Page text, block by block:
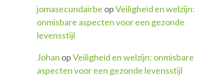
jomasecundairbe opVeiligheid en welzijn:
onmisbare aspecten voor een gezonde
levensstijl
Johan opVeiligheid en welzijn: onmisbare
aspecten voor een gezonde levensstijl